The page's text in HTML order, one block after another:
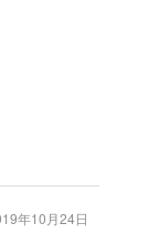
年10月24日